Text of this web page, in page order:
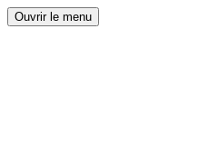
Ouvrir le menu